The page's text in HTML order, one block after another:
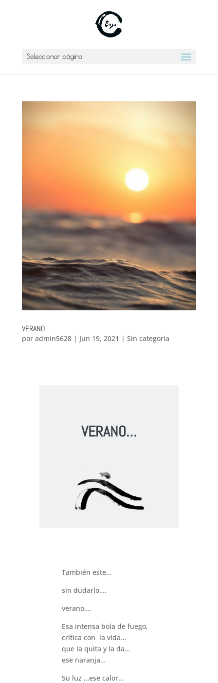
Seleccionar página
VERANO
por admin5628| Jun 19, 2021 | Sin categoría
VERANO…
También este…
sin dudarlo….
verano….
Esa intensa bola de fuego,
crítica con la vida…
que la quita y la da…
ese naranja…
Su luz …ese calor…